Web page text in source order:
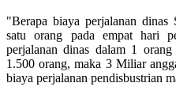
"Berapa biaya perjalanan
satu orang pada empat hari
perjalanan dinas dalam 1
1.500 orang, maka 3 Miliar
biaya perjalanan pendisbustrian